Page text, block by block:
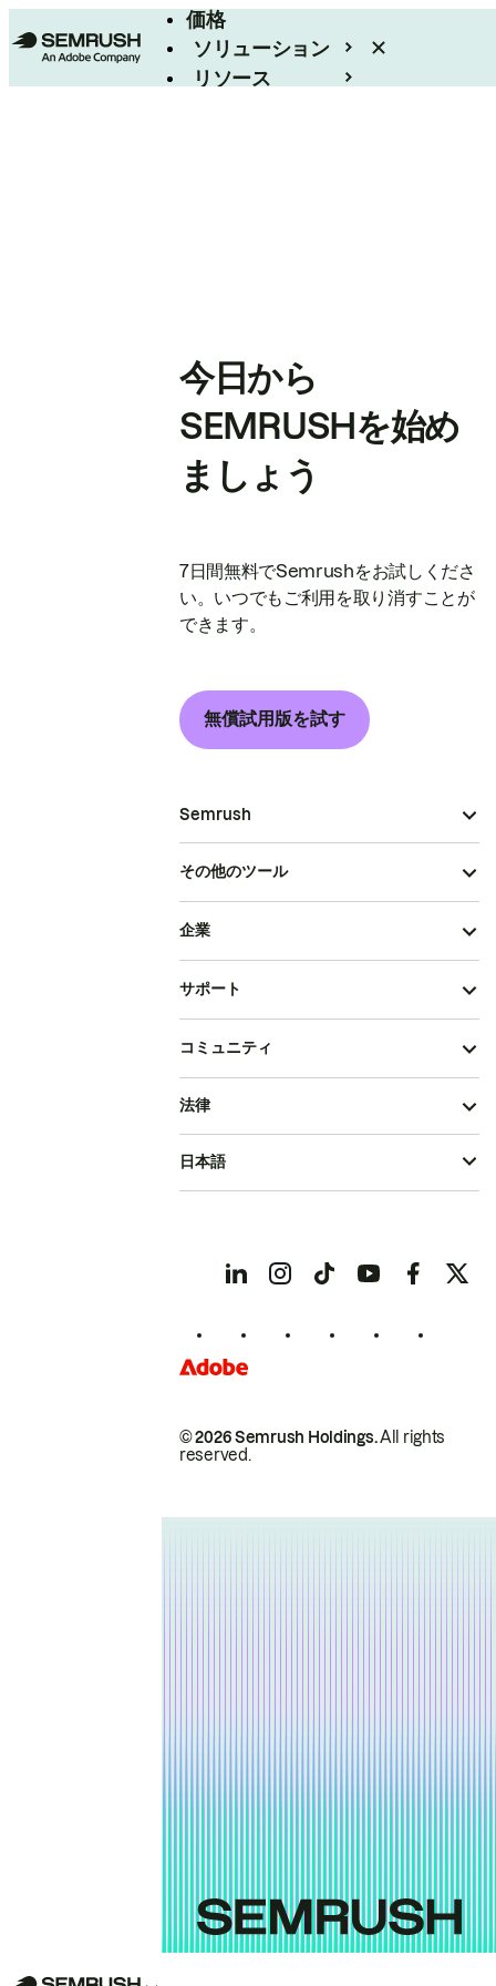
価格
ソリューション
リソース
今日から
SEMRUSHを始め
ましょう
7日間無料でSemrushをお試しくださ
い。いつでもご利用を取り消すことが
できます。
無償試用版を試す
Semrush
その他のツール
企業
サポート
コミュニティ
© 2026 Semrush Holdings.All rights
reserved.
法律
日本語